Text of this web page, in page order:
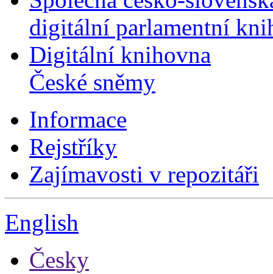
digitální parlamentní
Digitální knihovna
České sněmy
Informace
Rejstříky
Zajímavosti v repozitáři
English
Česky